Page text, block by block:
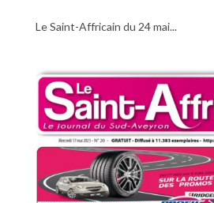
Le Saint-Affricain du 24 mai...